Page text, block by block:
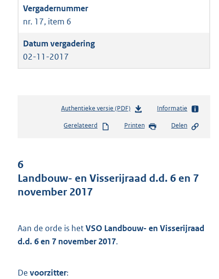
nr. 17, item 6
02-11-2017
Authentieke versie (PDF)b
s
s
t
Informatie
Gerelateerd Printen Delen
6
Landbouw- en Visserijraad d.d. 6 en 7
november 2017
Aan de orde is hetVSO Landbouw- en Visserijraad
d.d. 6 en 7 november 2017.
De voorzitter: